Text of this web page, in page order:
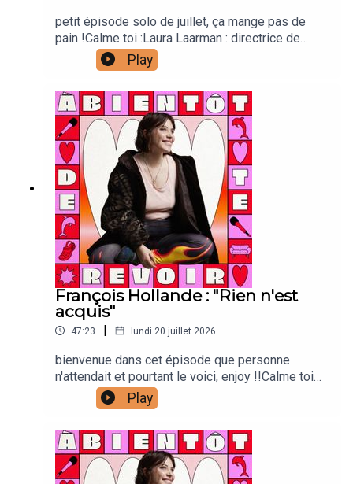
petit épisode solo de juillet, ça mange pas de
pain !Calme toi :Laura Laarman : directrice de
production et direction techniqueAntonia Louveau
: community managementLucie Meslien :
productionCaroline Bérault : illustrations Manon
Carrour : vignette Joanna & Gaspar : générique
Play
François Hollande : "Rien n'est
acquis"
47:23 | lundi 20 juillet 2026
bienvenue dans cet épisode que personne
n'attendait et pourtant le voici, enjoy !!Calme toi
:Laura Laarman : directrice de production et
direction techniqueAntonia Louveau : community
managementLucie Meslien : illustration
animation Lou Poincheval : chargée de
productionCaroline Bérault : illustrations Manon
Carrour : vignette Joanna & Gaspar : générique
Play